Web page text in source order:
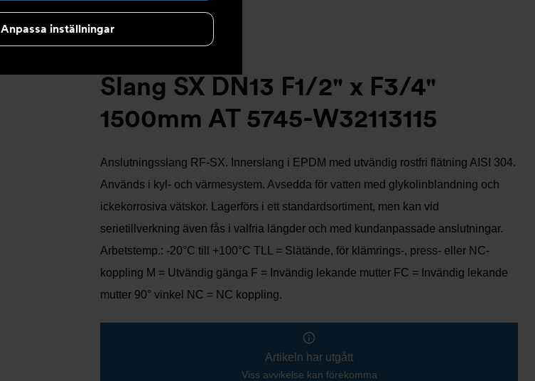
Anpassa inställningar
Slang SX DN13 F1/2" x F3/4"
1500mm AT 5745-W32113115
Anslutningsslang RF-SX. Innerslang i EPDM med utvändig rostfri flätning AISI 304.
Används i kyl- och värmesystem. Avsedda för vatten med glykolinblandning och
ickekorrosiva vätskor. Lagerförs i ett standardsortiment, men kan vid
serietillverkning även fås i valfria längder och med kundanpassade anslutningar.
Arbetstemp.: -20°C till +100°C TLL = Slätände, för klämrings-, press- eller NC-
koppling M = Utvändig gänga F = Invändig lekande mutter FC = Invändig lekande
mutter 90° vinkel NC = NC koppling.
Artikeln har utgått
Viss avvikelse kan förekomma